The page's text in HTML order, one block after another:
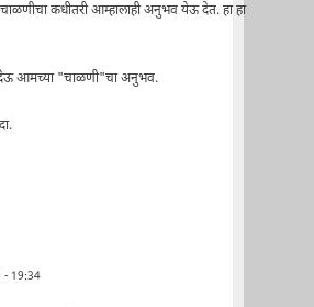
कधीतरी आम्हालाही अनुभव येऊ देत. हा हा
देऊ आमच्या "चाळणी"चा अनुभव.
- 19:34